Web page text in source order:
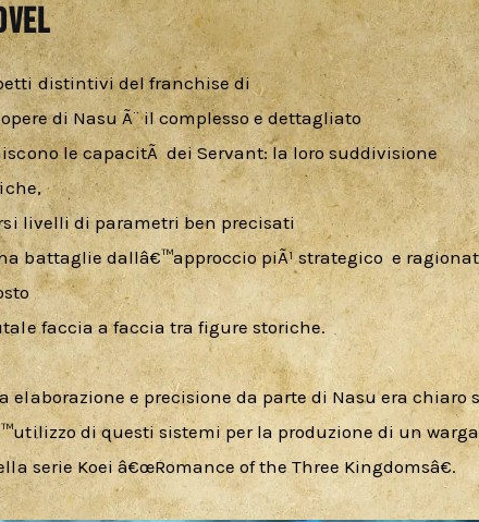
distintivi del franchise di
di Nasu Ã¨ il complesso e dettagliato
le capacitÃ  dei Servant: la loro suddivisione
livelli di parametri ben precisati
battaglie dallâ€™approccio piÃ¹ strategico  e
faccia a faccia tra figure storiche.
elaborazione e precisione da parte di Nasu era chiaro
di questi sistemi per la produzione di un
serie Koei â€œRomance of the Three Kingdomsâ€.